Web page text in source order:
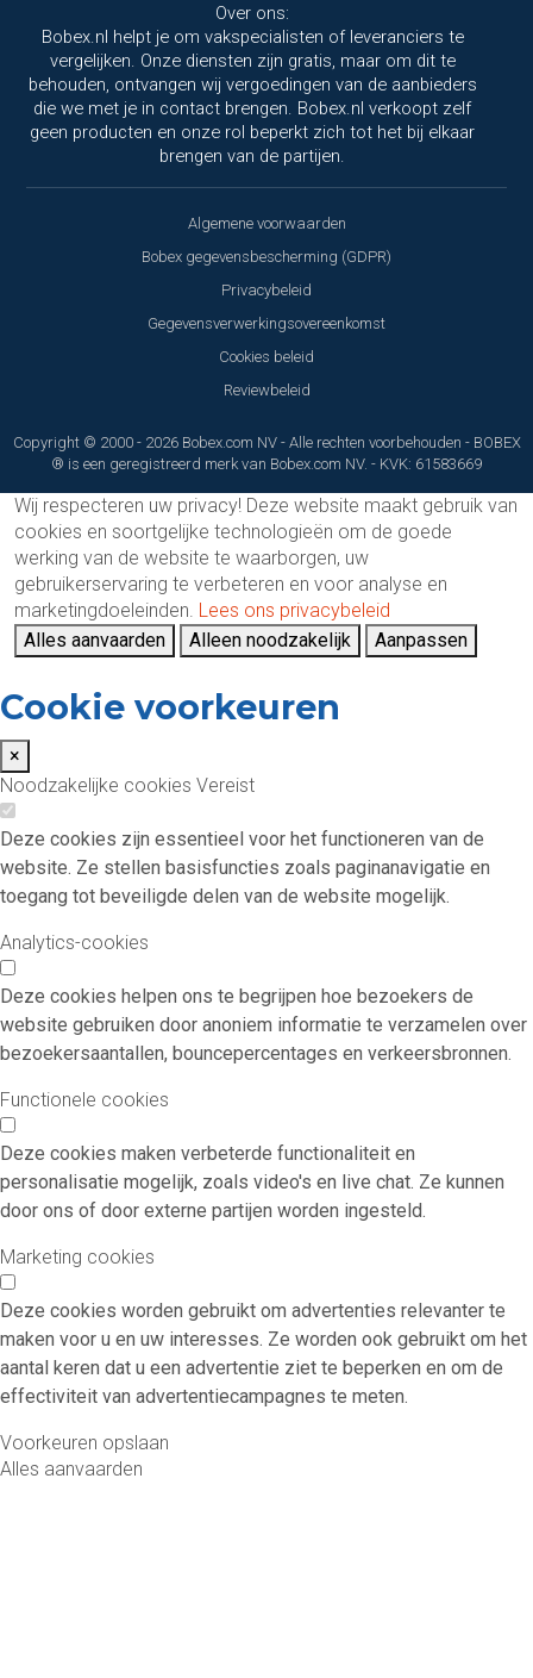
Over ons:
Bobex.nl helpt je om vakspecialisten of leveranciers te
vergelijken. Onze diensten zijn gratis, maar om dit te
behouden, ontvangen wij vergoedingen van de aanbieders
die we met je in contact brengen. Bobex.nl verkoopt zelf
geen producten en onze rol beperkt zich tot het bij elkaar
brengen van de partijen.
Algemene voorwaarden
Bobex gegevensbescherming (GDPR)
Privacybeleid
Gegevensverwerkingsovereenkomst
Cookies beleid
Reviewbeleid
Copyright © 2000 - 2026 Bobex.com NV - Alle rechten voorbehouden - BOBEX
® is een geregistreerd merk van Bobex.com NV. - KVK: 61583669
Wij respecteren uw privacy! Deze website maakt gebruik van
cookies en soortgelijke technologieën om de goede
werking van de website te waarborgen, uw
gebruikerservaring te verbeteren en voor analyse en
marketingdoeleinden. Lees ons privacybeleid
Alles aanvaarden
Alleen noodzakelijk Aanpassen
Cookie voorkeuren
×
Noodzakelijke cookies Vereist
Deze cookies zijn essentieel voor het functioneren van de
website. Ze stellen basisfuncties zoals paginanavigatie en
toegang tot beveiligde delen van de website mogelijk.
Analytics-cookies
Deze cookies helpen ons te begrijpen hoe bezoekers de
website gebruiken door anoniem informatie te verzamelen over
bezoekersaantallen, bouncepercentages en verkeersbronnen.
Functionele cookies
Deze cookies maken verbeterde functionaliteit en
personalisatie mogelijk, zoals video's en live chat. Ze kunnen
door ons of door externe partijen worden ingesteld.
Marketing cookies
Deze cookies worden gebruikt om advertenties relevanter te
maken voor u en uw interesses. Ze worden ook gebruikt om het
aantal keren dat u een advertentie ziet te beperken en om de
effectiviteit van advertentiecampagnes te meten.
Voorkeuren opslaan
Alles aanvaarden